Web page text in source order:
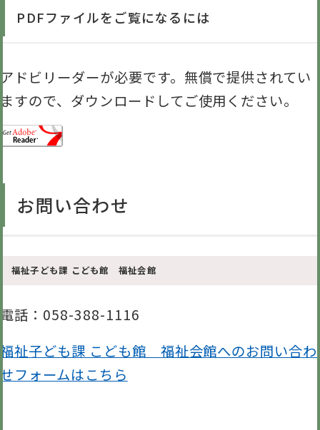
PDFファイルをご覧になるには
アドビリーダーが必要です。無償で提供されてい
ますので、ダウンロードしてご使用ください。
お問い合わせ
福祉子ども課 こども館 福祉会館
電話 ：058-388-1116
福祉子ども課 こども館 福祉会館へのお問い合わ
せフォームはこちら